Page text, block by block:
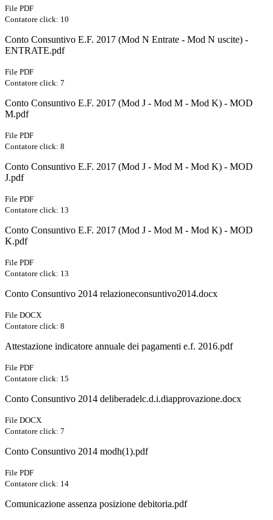
File PDF
Contatore click: 10
Conto Consuntivo E.F. 2017 (Mod N Entrate - Mod N uscite) -
ENTRATE.pdf
File PDF
Contatore click: 7
Conto Consuntivo E.F. 2017 (Mod J - Mod M - Mod K) - MOD
M.pdf
File PDF
Contatore click: 8
Conto Consuntivo E.F. 2017 (Mod J - Mod M - Mod K) - MOD
J.pdf
File PDF
Contatore click: 13
Conto Consuntivo E.F. 2017 (Mod J - Mod M - Mod K) - MOD
K.pdf
File PDF
Contatore click: 13
Conto Consuntivo 2014 relazioneconsuntivo2014.docx
File DOCX
Contatore click: 8
Attestazione indicatore annuale dei pagamenti e.f. 2016.pdf
File PDF
Contatore click: 15
Conto Consuntivo 2014 deliberadelc.d.i.diapprovazione.docx
File DOCX
Contatore click: 7
Conto Consuntivo 2014 modh(1).pdf
File PDF
Contatore click: 14
Comunicazione assenza posizione debitoria.pdf